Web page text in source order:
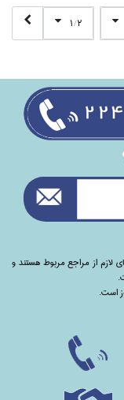
1/2
لازم از مراجع مربوط هستند ‌و‌‌
است.